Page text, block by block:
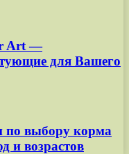
Art —
для Вашего
по выбору корма
и возрастов